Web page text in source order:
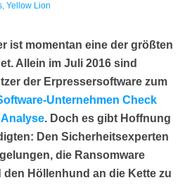
Yellow Lion
ist momentan eine der größten
Allein im Juli 2016 sind
der Erpressersoftware zum
Unternehmen Check
. Doch es gibt Hoffnung
Den Sicherheitsexperten
die Ransomware
Höllenhund an die Kette zu